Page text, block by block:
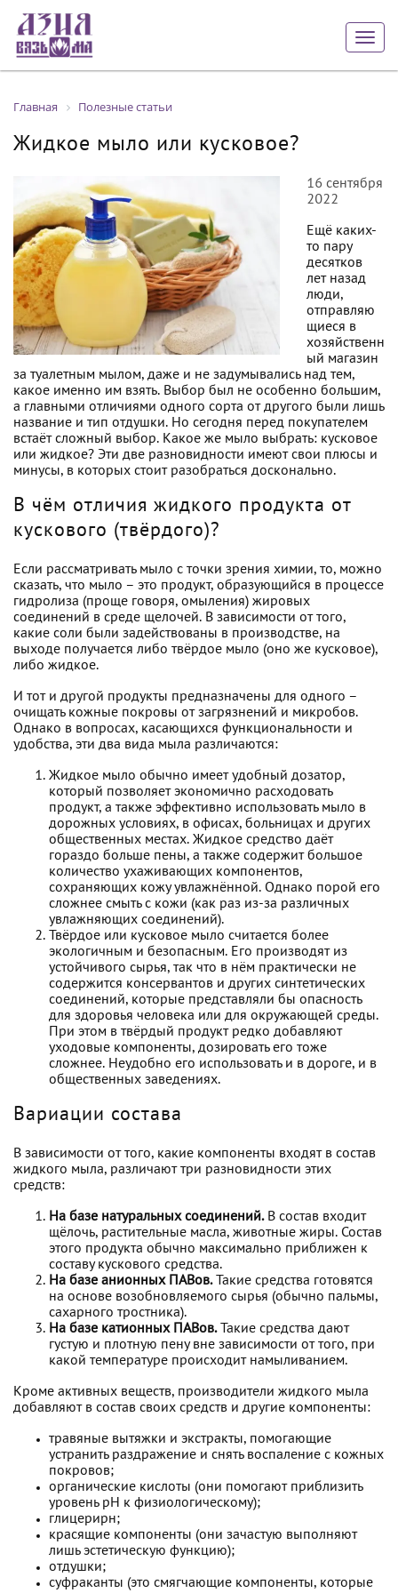
Главная Полезные статьи
Жидкое мыло или кусковое?
16 сентября
2022
Ещё каких-
то пару
десятков
лет назад
люди,
отправляю
щиеся в
хозяйственн
ый магазин
за туалетным мылом, даже и не задумывались над тем,
какое именно им взять. Выбор был не особенно большим,
а главными отличиями одного сорта от другого были лишь
название и тип отдушки. Но сегодня перед покупателем
встаёт сложный выбор. Какое же мыло выбрать: кусковое
или жидкое? Эти две разновидности имеют свои плюсы и
минусы, в которых стоит разобраться досконально.
В чём отличия жидкого продукта от
кускового (твёрдого)?
Если рассматривать мыло с точки зрения химии, то, можно
сказать, что мыло – это продукт, образующийся в процессе
гидролиза (проще говоря, омыления) жировых
соединений в среде щелочей. В зависимости от того,
какие соли были задействованы в производстве, на
выходе получается либо твёрдое мыло (оно же кусковое),
либо жидкое.
И тот и другой продукты предназначены для одного –
очищать кожные покровы от загрязнений и микробов.
Однако в вопросах, касающихся функциональности и
удобства, эти два вида мыла различаются:
Жидкое мыло обычно имеет удобный дозатор,
который позволяет экономично расходовать
продукт, а также эффективно использовать мыло в
дорожных условиях, в офисах, больницах и других
общественных местах. Жидкое средство даёт
гораздо больше пены, а также содержит большое
количество ухаживающих компонентов,
сохраняющих кожу увлажнённой. Однако порой его
сложнее смыть с кожи (как раз из-за различных
увлажняющих соединений).
Твёрдое или кусковое мыло считается более
экологичным и безопасным. Его производят из
устойчивого сырья, так что в нём практически не
содержится консервантов и других синтетических
соединений, которые представляли бы опасность
для здоровья человека или для окружающей среды.
При этом в твёрдый продукт редко добавляют
уходовые компоненты, дозировать его тоже
сложнее. Неудобно его использовать и в дороге, и в
общественных заведениях.
Вариации состава
В зависимости от того, какие компоненты входят в состав
жидкого мыла, различают три разновидности этих
средств:
На базе натуральных соединений.В состав входит
щёлочь, растительные масла, животные жиры. Состав
этого продукта обычно максимально приближен к
составу кускового средства.
На базе анионных ПАВов.Такие средства готовятся
на основе возобновляемого сырья (обычно пальмы,
сахарного тростника).
На базе катионных ПАВов.Такие средства дают
густую и плотную пену вне зависимости от того, при
какой температуре происходит намыливанием.
Кроме активных веществ, производители жидкого мыла
добавляют в состав своих средств и другие компоненты:
травяные вытяжки и экстракты, помогающие
устранить раздражение и снять воспаление с кожных
покровов;
органические кислоты (они помогают приблизить
уровень рН к физиологическому);
глицерирн;
красящие компоненты (они зачастую выполняют
лишь эстетическую функцию);
отдушки;
суфраканты (это смягчающие компоненты, которые